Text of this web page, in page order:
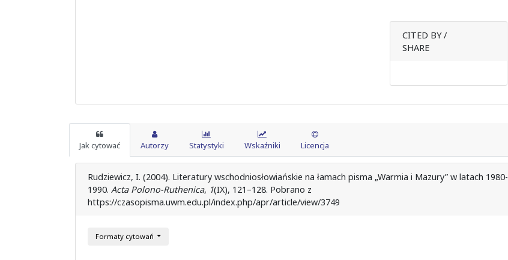
CITED BY /
SHARE
Jak cytować Autorzy Statystyki Wskaźniki Licencja
Rudziewicz, I. (2004). Literatury wschodniosłowiańskie na łamach pisma „Warmia i Mazury” w latach 1980-
1990. Acta Polono-Ruthenica, 1(IX), 121–128. Pobrano z
https://czasopisma.uwm.edu.pl/index.php/apr/article/view/3749
Formaty cytowań